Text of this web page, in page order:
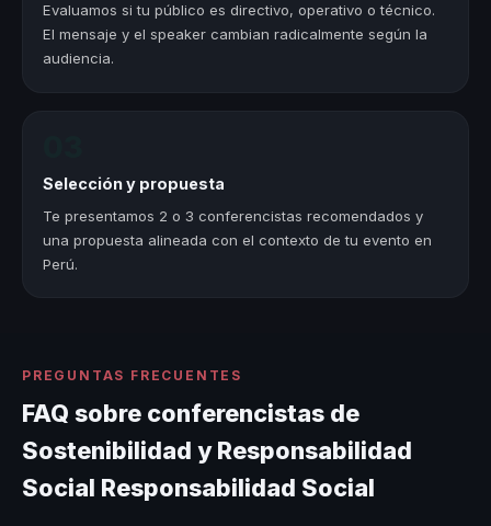
Evaluamos si tu público es directivo, operativo o técnico.
El mensaje y el speaker cambian radicalmente según la
audiencia.
Selección y propuesta
Te presentamos 2 o 3 conferencistas recomendados y
una propuesta alineada con el contexto de tu evento en
Perú.
PREGUNTAS FRECUENTES
FAQ sobre conferencistas de
Sostenibilidad y Responsabilidad
Social Responsabilidad Social